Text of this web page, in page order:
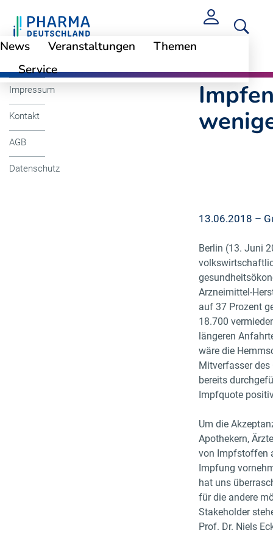
News Veranstaltungen
Themen
Service
Cookie-Einstellungen
Impressum
Kontakt
AGB
Datenschutz
13.06.2018 –
Berlin (13. Juni
Arzneimittel-
auf 37 Prozent
18.700
längeren
wäre die
Mitverfasser des
bereits
Impfquote
Um die
Apothekern,
von Impfstoffen
Impfung
hat uns
für die andere
Stakeholder
Prof. Dr. Niels